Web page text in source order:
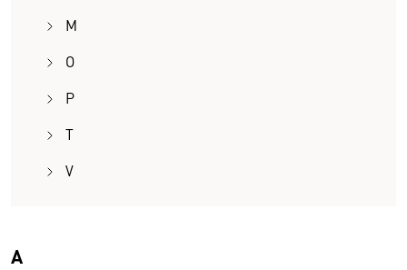
M
O
P
T
V
A